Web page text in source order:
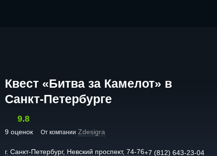
Квест «Битва за Камелот» в
Санкт-Петербурге
9.8
9 оценок От компании Zdesigra
г. Санкт-Петербург, Невский проспект, 74-76+7 (812) 643-23-04